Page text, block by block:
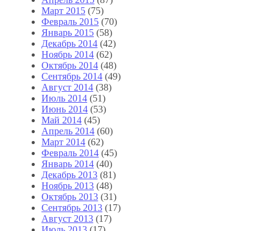
Март 2015 (75)
Февраль 2015 (70)
Январь 2015 (58)
Декабрь 2014 (42)
Ноябрь 2014 (62)
Октябрь 2014 (48)
Сентябрь 2014 (49)
Август 2014 (38)
Июль 2014 (51)
Июнь 2014 (53)
Май 2014 (45)
Апрель 2014 (60)
Март 2014 (62)
Февраль 2014 (45)
Январь 2014 (40)
Декабрь 2013 (81)
Ноябрь 2013 (48)
Октябрь 2013 (31)
Сентябрь 2013 (17)
Август 2013 (17)